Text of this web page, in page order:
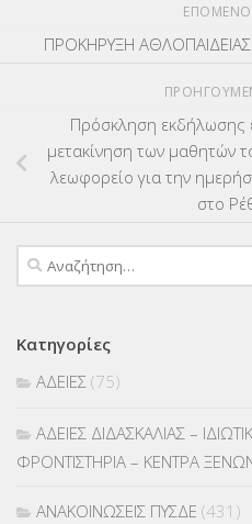
ΠΡΟΚΗΡΥΞΗ
Πρόσκληση εκδήλωσης
μετακίνηση των μαθητών
λεωφορείο για την
στο
Αναζήτηση
για:
Κατηγορίες
ΑΔΕΙΕΣ (75)
ΑΔΕΙΕΣ ΔΙΔΑΣΚΑΛΙΑΣ –
ΦΡΟΝΤΙΣΤΗΡΙΑ – ΚΕΝΤΡΑ
ΑΝΑΚΟΙΝΩΣΕΙΣ ΠΥΣΔΕ (431)